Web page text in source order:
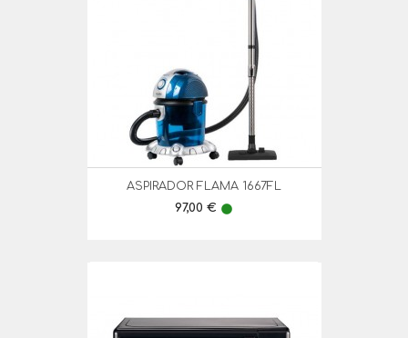
ASPIRADOR FLAMA 1667FL
Preço
97,00 € lens